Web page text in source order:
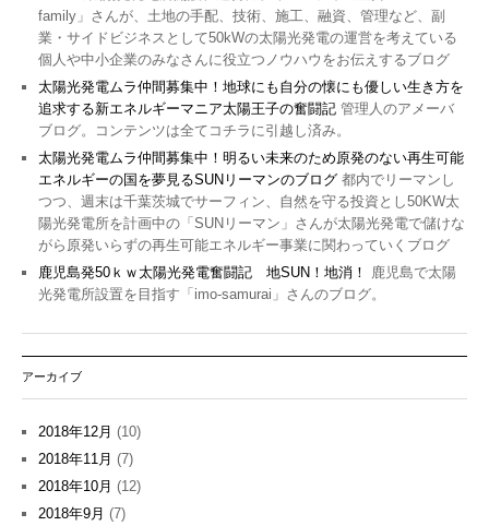
family」さんが、土地の手配、技術、施工、融資、管理など、副
業・サイドビジネスとして50kWの太陽光発電の運営を考えている
個人や中小企業のみなさんに役立つノウハウをお伝えするブログ
太陽光発電ムラ仲間募集中！地球にも自分の懐にも優しい生き方を
追求する新エネルギーマニア太陽王子の奮闘記 管理人のアメーバ
ブログ。コンテンツは全てコチラに引越し済み。
太陽光発電ムラ仲間募集中！明るい未来のため原発のない再生可能
エネルギーの国を夢見るSUNリーマンのブログ 都内でリーマンし
つつ、週末は千葉茨城でサーフィン、自然を守る投資とし50KW太
陽光発電所を計画中の「SUNリーマン」さんが太陽光発電で儲けな
がら原発いらずの再生可能エネルギー事業に関わっていくブログ
鹿児島発50ｋｗ太陽光発電奮闘記 地SUN！地消！
鹿児島で太陽
光発電所設置を目指す「imo-samurai」さんのブログ。
アーカイブ
2018年12月 (10)
2018年11月 (7)
2018年10月 (12)
2018年9月 (7)